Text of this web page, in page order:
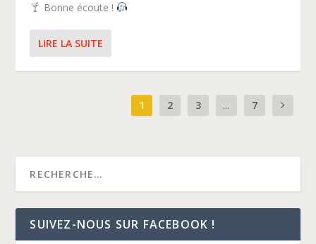
Bonne écoute !
LIRE LA SUITE
1 2 3 ... 7
SUIVEZ-NOUS SUR FACEBOOK !